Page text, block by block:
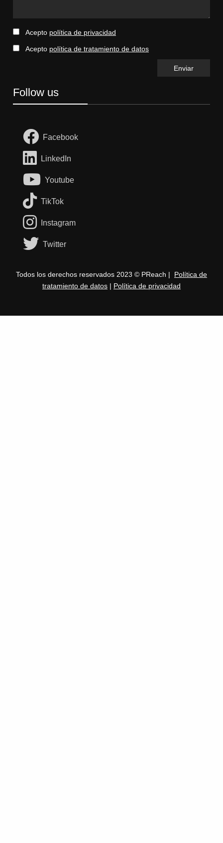
Acepto política de privacidad
Acepto política de tratamiento de datos
Follow us
Facebook
LinkedIn
Youtube
TikTok
Instagram
Twitter
Todos los derechos reservados 2023 © PReach | Política de
tratamiento de datos | Política de privacidad